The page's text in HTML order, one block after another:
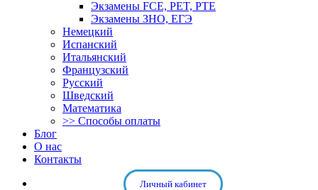
Экзамены FCE, PET, PTE
Экзамены ЗНО, ЕГЭ
Немецкий
Испанский
Итальянский
Французский
Русский
Шведский
Математика
>> Способы оплаты
Блог
О нас
Контакты
Личный кабинет